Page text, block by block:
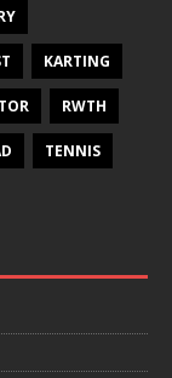
KARTING
RWTH
TENNIS